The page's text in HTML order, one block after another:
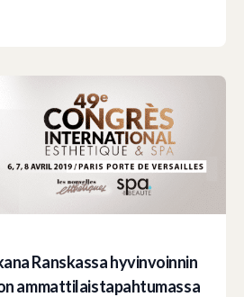
Ranskassa hyvinvoinnin
ammattilaistapahtumassa